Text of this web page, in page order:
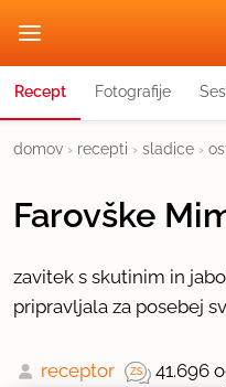
Recept Fotografije
domov › recepti › sladice ›
Farovške
zavitek s skutinim in
pripravljala za posebej
receptor 41.696